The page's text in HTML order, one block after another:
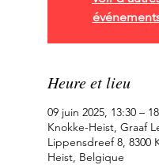
Heure et lieu
09 juin 2025, 13:30 –
Knokke-Heist, Graaf
Lippensdreef 8, 8300
Heist, Belgique